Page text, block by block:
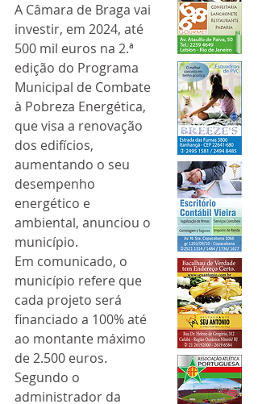
A Câmara de Braga vai
investir, em 2024, até
500 mil euros na 2.ª
edição do Programa
Municipal de Combate
à Pobreza Energética,
que visa a renovação
dos edifícios,
aumentando o seu
desempenho
energético e
ambiental, anunciou o
município.
Em comunicado, o
município refere que
cada projeto será
financiado a 100% até
ao montante máximo
de 2.500 euros.
Segundo o
administrador da